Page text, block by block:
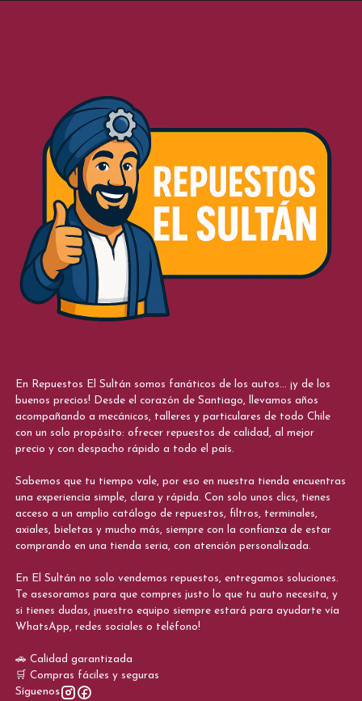
En Repuestos El Sultán somos fanáticos de los autos... ¡y de los
buenos precios! Desde el corazón de Santiago, llevamos años
acompañando a mecánicos, talleres y particulares de todo Chile
con un solo propósito: ofrecer repuestos de calidad, al mejor
precio y con despacho rápido a todo el país.
Sabemos que tu tiempo vale, por eso en nuestra tienda encuentras
una experiencia simple, clara y rápida. Con solo unos clics, tienes
acceso a un amplio catálogo de repuestos, filtros, terminales,
axiales, bieletas y mucho más, siempre con la confianza de estar
comprando en una tienda seria, con atención personalizada.
En El Sultán no solo vendemos repuestos, entregamos soluciones.
Te asesoramos para que compres justo lo que tu auto necesita, y
si tienes dudas, ¡nuestro equipo siempre estará para ayudarte vía
WhatsApp, redes sociales o teléfono!
🚗 Calidad garantizada
🛒 Compras fáciles y seguras
Síguenos